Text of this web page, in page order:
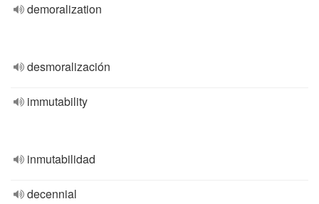
demoralization
desmoralización
immutability
inmutabilidad
decennial